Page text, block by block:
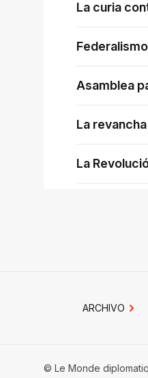
La curia
Asamblea
La
La
ARCHIVO
© Le Monde